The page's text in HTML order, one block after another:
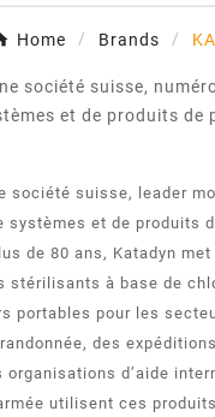
Home Brands
société suisse,
et de produits de
société suisse, leader
systèmes et de produits
de 80 ans, Katadyn
stérilisants à base de
portables pour les
des
organisations d’aide
utilisent ces